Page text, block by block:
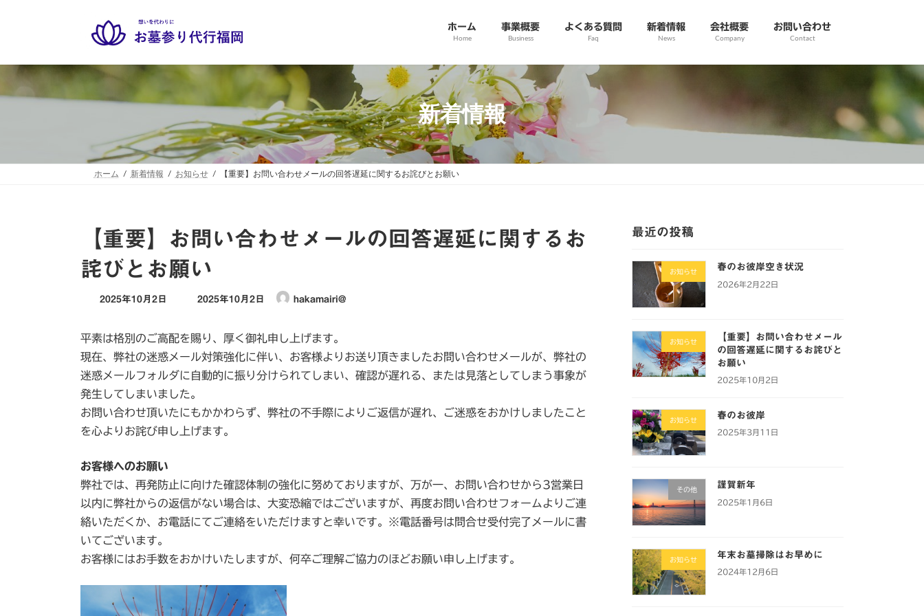
ツ
ス
シ
ン
ホーム
Home
事業概要
Business
よくある質問
Faq
新着情報
News
会社概要
Company
お問い合わせ
Contact
新着情報
ホーム 新着情報 お知らせ 【重要】お問い合わせメールの回答遅延に関するお詫びとお願い
【重要】お問い合わせメールの回答遅延に関するお
詫びとお願い
2025年10月2日
最
新
日
:
2025年10月2日 hakamairi@
平素は格別のご高配を賜り、厚く御礼申し上げます。
現在、弊社の迷惑メール対策強化に伴い、お客様よりお送り頂きましたお問い合わせメールが、弊社の
迷惑メールフォルダに自動的に振り分けられてしまい、確認が遅れる、または見落としてしまう事象が
発生してしまいました。
お問い合わせ頂いたにもかかわらず、弊社の不手際によりご返信が遅れ、ご迷惑をおかけしましたこと
を心よりお詫び申し上げます。
お客様へのお願い
弊社では、再発防止に向けた確認体制の強化に努めておりますが、万が一、お問い合わせから3営業日
以内に弊社からの返信がない場合は、大変恐縮ではございますが、再度お問い合わせフォームよりご連
絡いただくか、お電話にてご連絡をいただけますと幸いです。※電話番号は問合せ受付完了メールに書
いてございます。
お客様にはお手数をおかけいたしますが、何卒ご理解ご協力のほどお願い申し上げます。
最近の投稿
お知らせ 春のお彼岸空き状況
2026年2月22日
お知らせ
【重要】お問い合わせメール
の回答遅延に関するお詫びと
お願い
2025年10月2日
お知らせ 春のお彼岸
2025年3月11日
その他 謹賀新年
2025年1月6日
お知らせ 年末お墓掃除はお早めに
2024年12月6日